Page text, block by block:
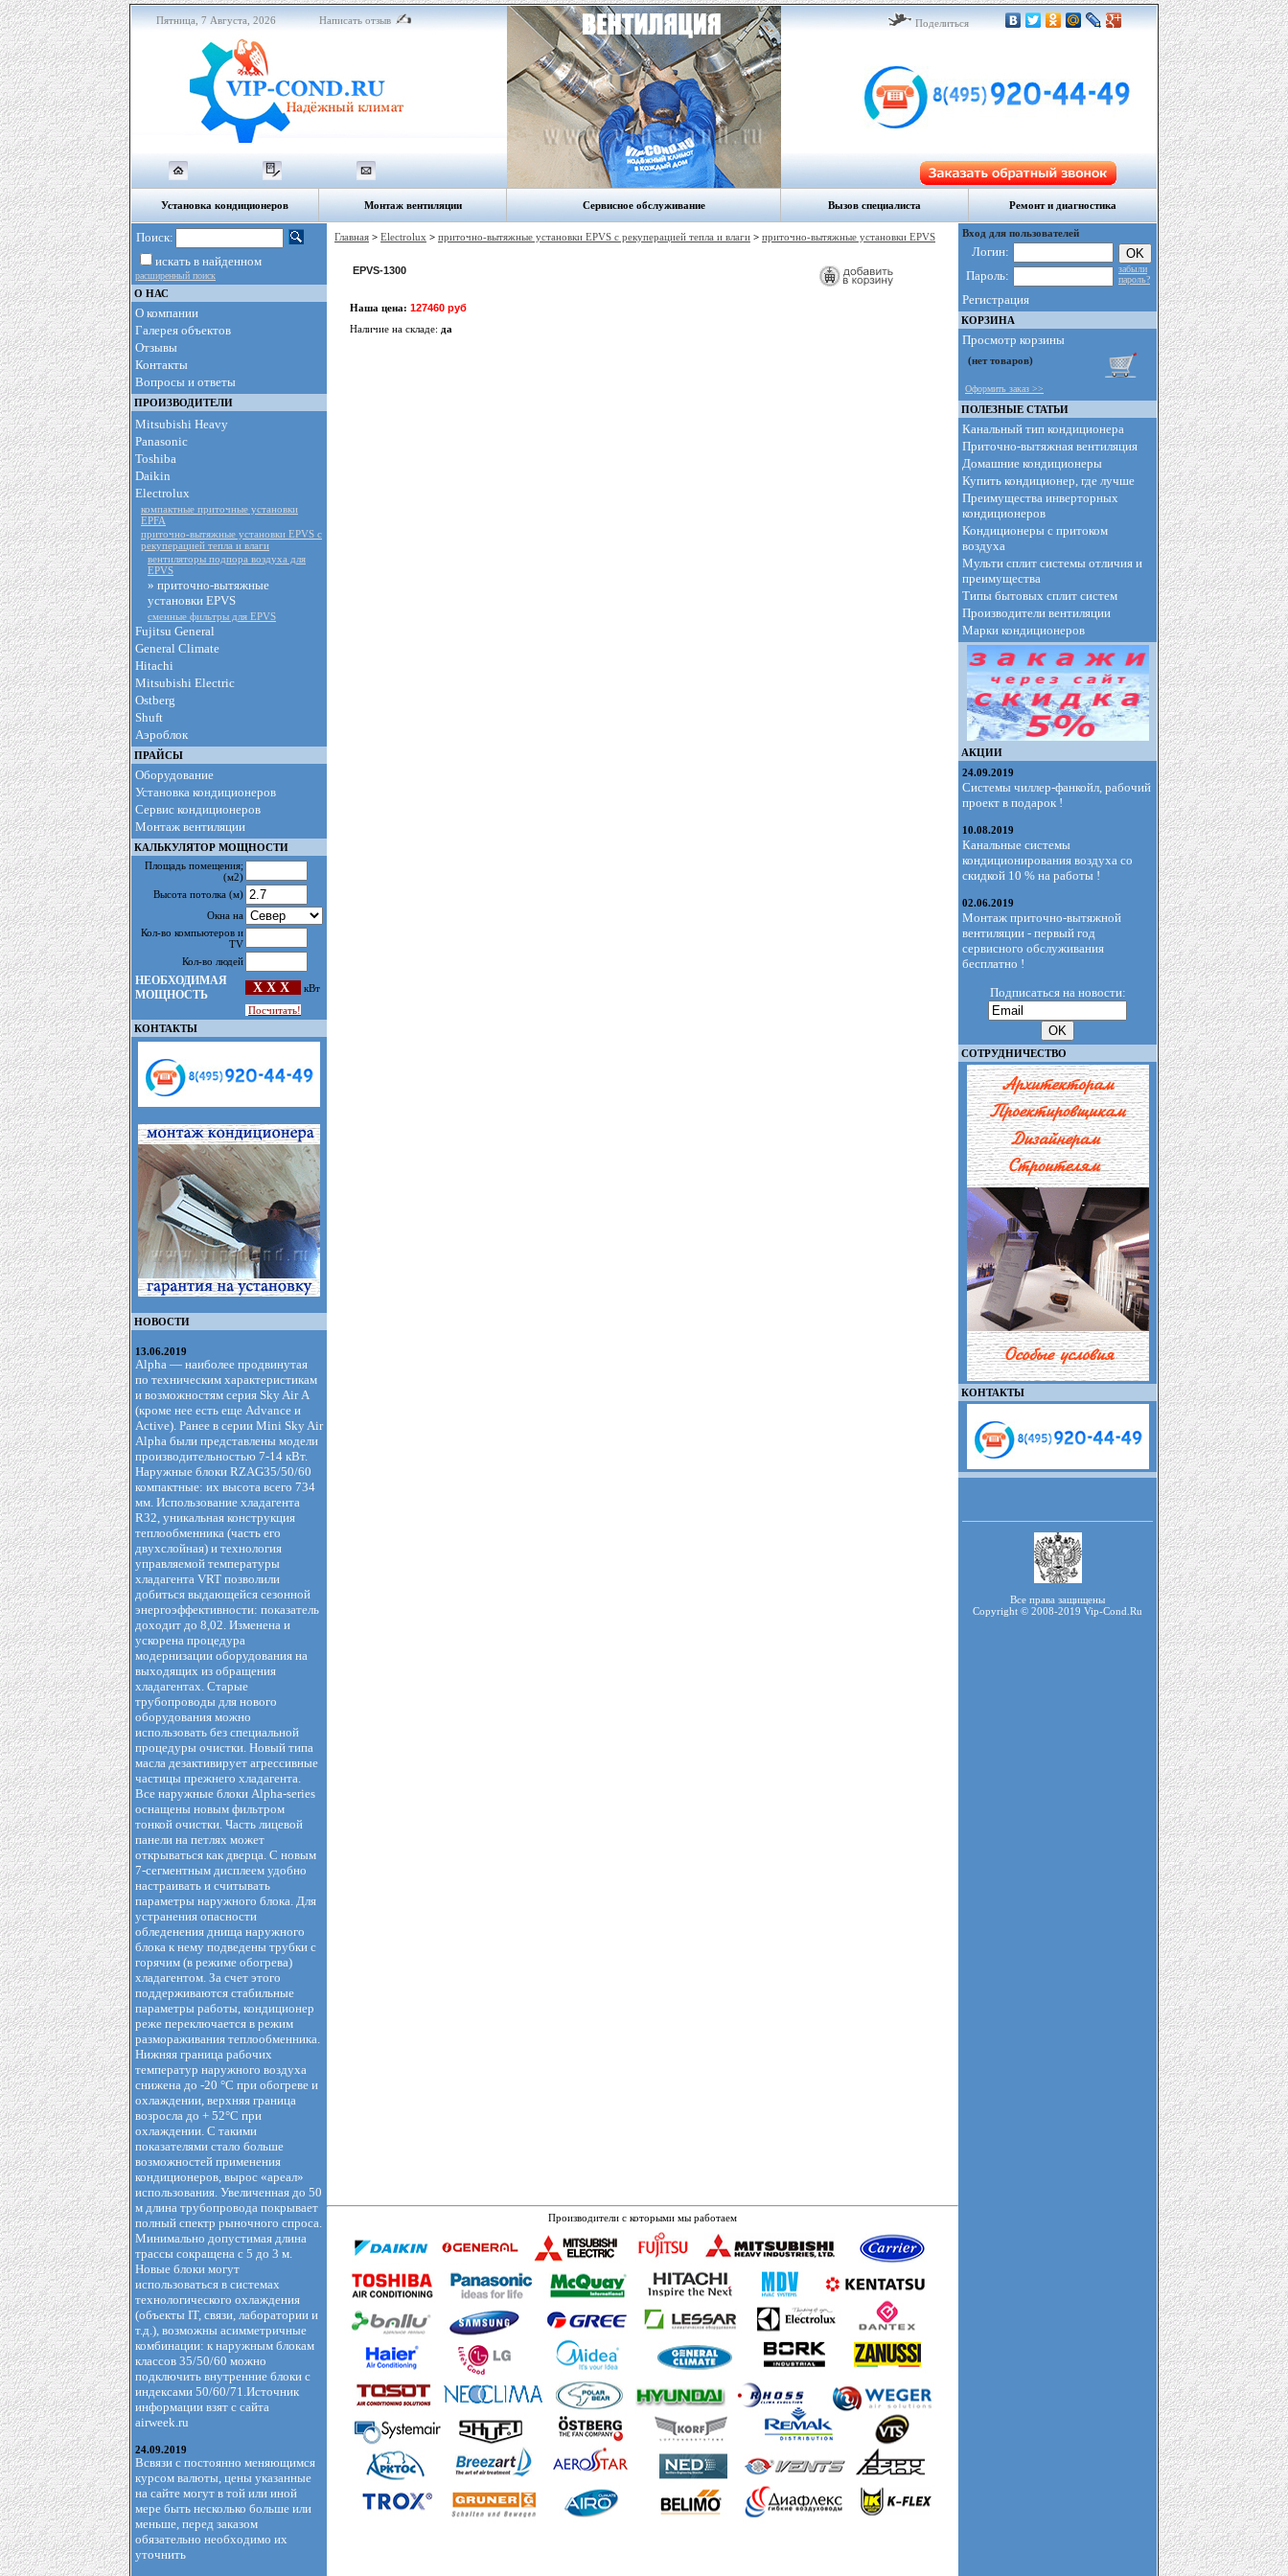
Пятница, 7 Августа, 2026 Написать отзыв Поделиться
Установка кондиционеров Монтаж вентиляции Сервисное обслуживание Вызов специалиста Ремонт и диагностика
Поиск:
искать в найденном
расширенный поиск
О НАС
О компании
Галерея объектов
Отзывы
Контакты
Вопросы и ответы
ПРОИЗВОДИТЕЛИ
Mitsubishi Heavy
Panasonic
Toshiba
Daikin
Electrolux
компактные приточные установки
EPFA
приточно-вытяжные установки EPVS с
рекуперацией тепла и влаги
вентиляторы подпора воздуха для
EPVS
» приточно-вытяжные
установки EPVS
сменные фильтры для EPVS
Fujitsu General
General Climate
Hitachi
Mitsubishi Electric
Ostberg
Shuft
Аэроблок
ПРАЙСЫ
Оборудование
Установка кондиционеров
Сервис кондиционеров
Монтаж вентиляции
КАЛЬКУЛЯТОР МОЩНОСТИ
Площадь помещения;
(м2)
Высота потолка (м)
Окна на
Кол-во компьютеров и
TV
Кол-во людей
НЕОБХОДИМАЯ
МОЩНОСТЬ
X X X
кВт
Посчитать!
КОНТАКТЫ
НОВОСТИ
13.06.2019
Alpha — наиболее продвинутая
по техническим характеристикам
и возможностям серия Sky Air А
(кроме нее есть еще Advance и
Active). Ранее в серии Mini Sky Air
Alpha были представлены модели
производительностью 7-14 кВт.
Наружные блоки RZAG35/50/60
компактные: их высота всего 734
мм. Использование хладагента
R32, уникальная конструкция
теплообменника (часть его
двухслойная) и технология
управляемой температуры
хладагента VRT позволили
добиться выдающейся сезонной
энергоэффективности: показатель
доходит до 8,02. Изменена и
ускорена процедура
модернизации оборудования на
выходящих из обращения
хладагентах. Старые
трубопроводы для нового
оборудования можно
использовать без специальной
процедуры очистки. Новый типа
масла дезактивирует агрессивные
частицы прежнего хладагента.
Все наружные блоки Alpha-series
оснащены новым фильтром
тонкой очистки. Часть лицевой
панели на петлях может
открываться как дверца. С новым
7-сегментным дисплеем удобно
настраивать и считывать
параметры наружного блока. Для
устранения опасности
обледенения днища наружного
блока к нему подведены трубки с
горячим (в режиме обогрева)
хладагентом. За счет этого
поддерживаются стабильные
параметры работы, кондиционер
реже переключается в режим
размораживания теплообменника.
Нижняя граница рабочих
температур наружного воздуха
снижена до -20 °С при обогреве и
охлаждении, верхняя граница
возросла до + 52°С при
охлаждении. С такими
показателями стало больше
возможностей применения
кондиционеров, вырос «ареал»
использования. Увеличенная до 50
м длина трубопровода покрывает
полный спектр рыночного спроса.
Минимально допустимая длина
трассы сокращена с 5 до 3 м.
Новые блоки могут
использоваться в системах
технологического охлаждения
(объекты IT, связи, лаборатории и
т.д.), возможны асимметричные
комбинации: к наружным блокам
классов 35/50/60 можно
подключить внутренние блоки с
индексами 50/60/71.Источник
информации взят с сайта
airweek.ru
24.09.2019
Всвязи с постоянно меняющимся
курсом валюты, цены указанные
на сайте могут в той или иной
мере быть несколько больше или
меньше, перед заказом
обязательно необходимо их
уточнить
Главная > Electrolux > приточно-вытяжные установки EPVS с рекуперацией тепла и влаги > приточно-вытяжные установки EPVS
EPVS-1300
Наша цена: 127460 руб
Наличие на складе: да
Вход для пользователей
Логин:
Пароль:
забыли
пароль?
Регистрация
КОРЗИНА
Просмотр корзины
Оформить заказ >>
ПОЛЕЗНЫЕ СТАТЬИ
Канальный тип кондиционера
Приточно-вытяжная вентиляция
Домашние кондиционеры
Купить кондиционер, где лучше
Преимущества инверторных
кондиционеров
Кондиционеры с притоком
воздуха
Мульти сплит системы отличия и
преимущества
Типы бытовых сплит систем
Производители вентиляции
Марки кондиционеров
АКЦИИ
24.09.2019
Системы чиллер-фанкойл, рабочий
проект в подарок !
10.08.2019
Канальные системы
кондиционирования воздуха со
скидкой 10 % на работы !
02.06.2019
Монтаж приточно-вытяжной
вентиляции - первый год
сервисного обслуживания
бесплатно !
Подписаться на новости:
СОТРУДНИЧЕСТВО
КОНТАКТЫ
Все права защищены
Copyright © 2008-2019 Vip-Cond.Ru
Производители с которыми мы работаем